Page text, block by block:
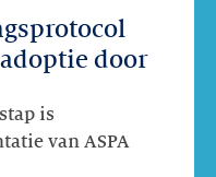
door
is
van ASPA